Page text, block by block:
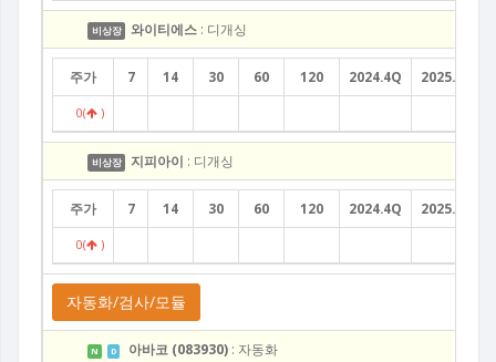
비상장 와이티에스 : 디개싱
주가 7 14 30 60 120 2024.4Q 2025.1Q
0( )
비상장 지피아이 : 디개싱
주가 7 14 30 60 120 2024.4Q 2025.1Q
0( )
자동화/검사/모듈
N D 아바코 (083930) : 자동화